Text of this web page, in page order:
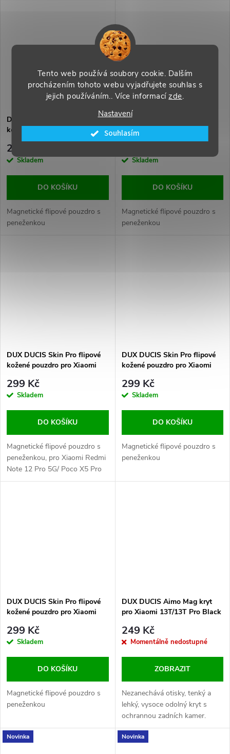
Tento web používá soubory cookie. Dalším
procházením tohoto webu vyjadřujete souhlas s
jejich používáním.. Více informacízde.
Nastavení
Souhlasím
DUX DUCIS Skin Pro flipové
kožené pouzdro pro Xiaomi
Redmi Note 12 4G Black
299 Kč
Skladem
DO KOŠÍKU
Magnetické flipové pouzdro s
peneženkou
DUX DUCIS Skin Pro flipové
kožené pouzdro pro Xiaomi
Redmi Note 12 5G/Poco X5
Skladem
DO KOŠÍKU
Magnetické flipové pouzdro s
peneženkou
DUX DUCIS Skin Pro flipové
kožené pouzdro pro Xiaomi
X5 Pro Black
299 Kč
Skladem
DO KOŠÍKU
Magnetické flipové pouzdro s
peneženkou, pro Xiaomi Redmi
Note 12 Pro 5G/ Poco X5 Pro
DUX DUCIS Skin Pro flipové
kožené pouzdro pro Xiaomi
299 Kč
Skladem
DO KOŠÍKU
Magnetické flipové pouzdro s
peneženkou
DUX DUCIS Skin Pro flipové
kožené pouzdro pro Xiaomi
299 Kč
Skladem
DO KOŠÍKU
Magnetické flipové pouzdro s
peneženkou
DUX DUCIS Aimo Mag kryt
pro Xiaomi 13T/13T Pro Black
249 Kč
Momentálně nedostupné
ZOBRAZIT
Nezanechává otisky, tenký a
lehký, vysoce odolný kryt s
ochrannou zadních kamer.
Novinka Novinka